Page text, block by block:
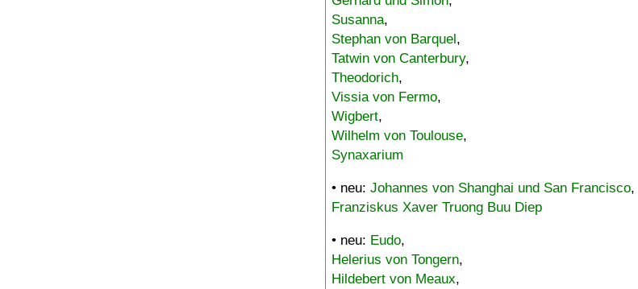
Susanna,
Stephan von Barquel,
Tatwin von Canterbury,
Theodorich,
Vissia von Fermo,
Wigbert,
Wilhelm von Toulouse,
Synaxarium
• neu: Johannes von Shanghai und San Francisco,
Franziskus Xaver Truong Buu Diep
• neu: Eudo,
Helerius von Tongern,
Hildebert von Meaux,